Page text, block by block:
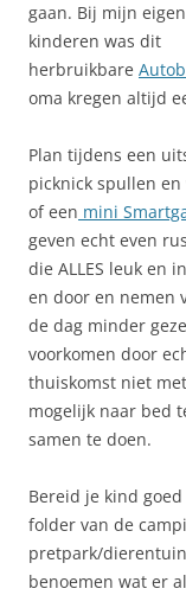
gaan. Bij mijn eigen
kinderen was dit
herbruikbare
oma kregen altijd
Plan tijdens een
picknick spullen
of een mini
geven echt even
die ALLES leuk en
en door en nemen
de dag minder
voorkomen door
thuiskomst niet
mogelijk naar bed
samen te doen.
Bereid je kind
folder van de
pretpark/
benoemen wat er